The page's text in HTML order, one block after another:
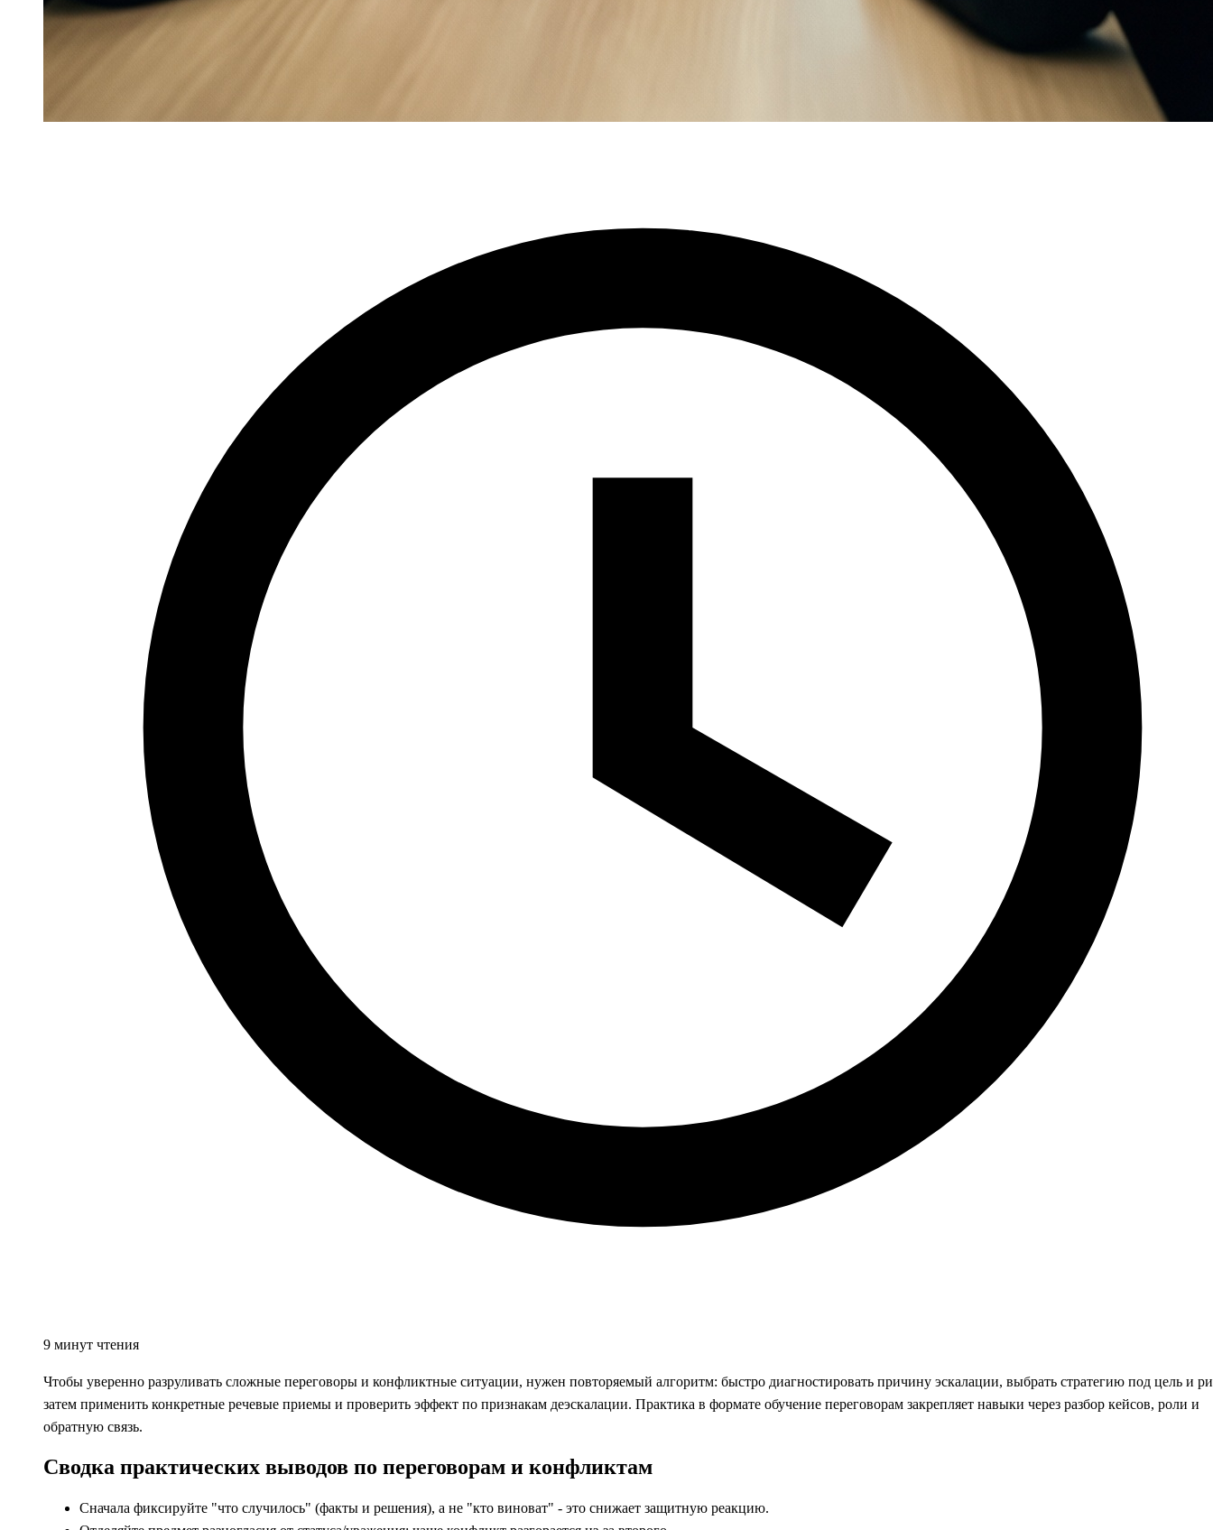
9 минут чтения
Чтобы уверенно разруливать сложные переговоры и конфликтные ситуации, нужен повторяемый алгоритм: быстро диагностировать причину эскалации, выбрать стратегию под цель и
затем применить конкретные речевые приемы и проверить эффект по признакам деэскалации. Практика в формате обучение переговорам закрепляет навыки через разбор кейсов, роли и
обратную связь.
Сводка практических выводов по переговорам и конфликтам
Сначала фиксируйте "что случилось" (факты и решения), а не "кто виноват" - это снижает защитную реакцию.